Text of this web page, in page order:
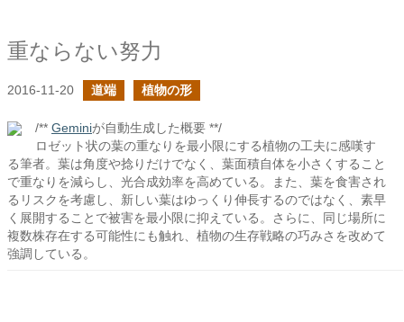
重ならない努力
2016-11-20 道端 植物の形
/** Geminiが自動生成した概要 **/
ロゼット状の葉の重なりを最小限にする植物の工夫に感嘆す
る筆者。葉は角度や捻りだけでなく、葉面積自体を小さくすること
で重なりを減らし、光合成効率を高めている。また、葉を食害され
るリスクを考慮し、新しい葉はゆっくり伸長するのではなく、素早
く展開することで被害を最小限に抑えている。さらに、同じ場所に
複数株存在する可能性にも触れ、植物の生存戦略の巧みさを改めて
強調している。